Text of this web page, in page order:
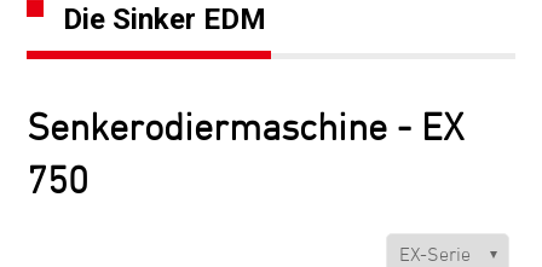
Die Sinker EDM
Senkerodiermaschine - EX
750